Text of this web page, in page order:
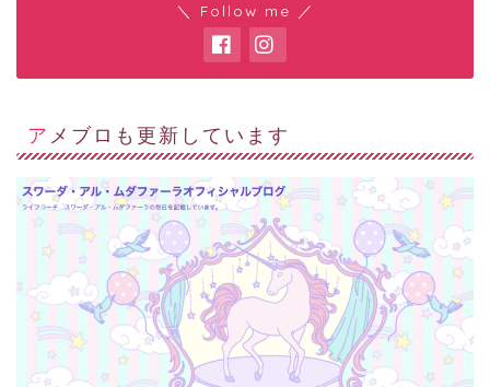
＼ Follow me ／
アメブロも更新しています